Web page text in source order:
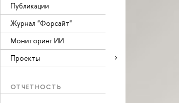
Публикации
Журнал "Форсайт"
Мониторинг ИИ
Проекты
ОТЧЕТНОСТЬ